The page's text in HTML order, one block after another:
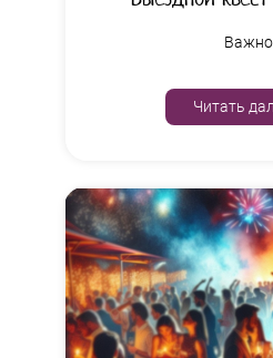
Важно
Читать